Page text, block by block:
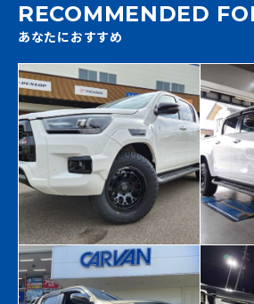
RECOMMENDED
あなたにおすすめ